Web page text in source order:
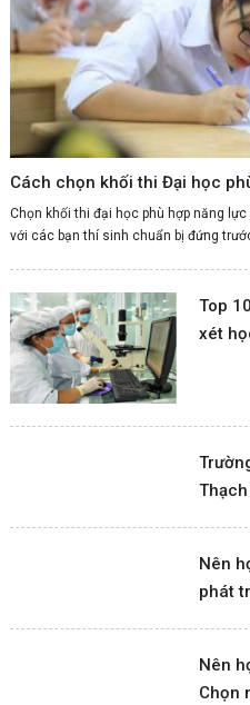
Cách chọn khối thi Đại học
Chọn khối thi đại học phù hợp năng
với các bạn thí sinh chuẩn bị đứng
Top
xét
Nên
phát
Nên
Chọn